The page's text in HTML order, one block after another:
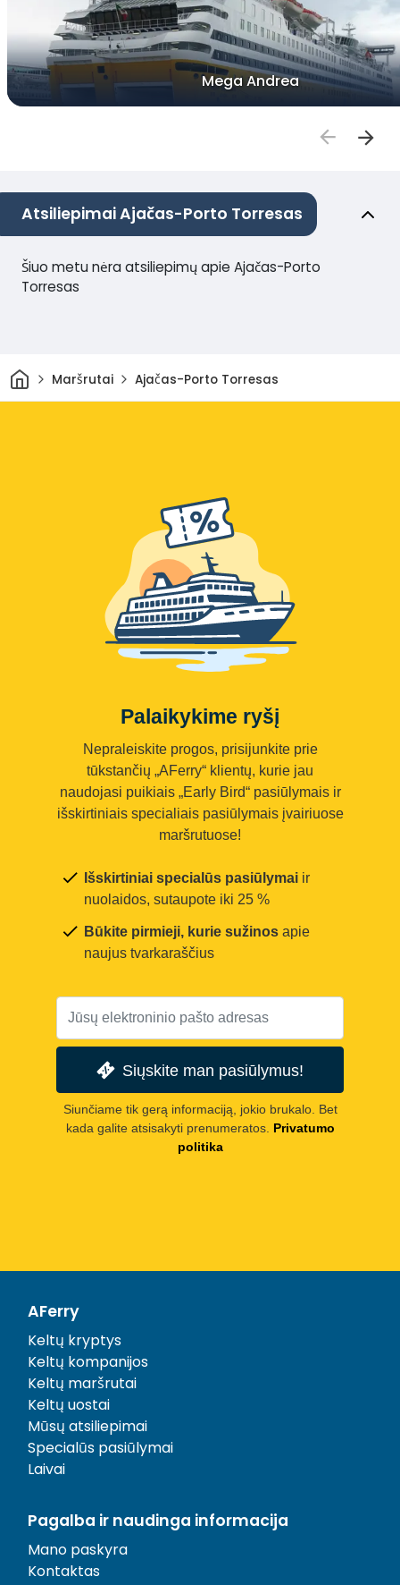
Mega Andrea
Atsiliepimai Ajačas-Porto Torresas
Šiuo metu nėra atsiliepimų apie Ajačas-Porto
Torresas
Pradžia
Maršrutai Ajačas-Porto Torresas
Palaikykime ryšį
Nepraleiskite progos, prisijunkite prie
tūkstančių „AFerry“ klientų, kurie jau
naudojasi puikiais „Early Bird“ pasiūlymais ir
išskirtiniais specialiais pasiūlymais įvairiuose
maršrutuose!
Išskirtiniai specialūs pasiūlymai ir
nuolaidos, sutaupote iki 25 %
Būkite pirmieji, kurie sužinos apie
naujus tvarkaraščius
Siųskite man pasiūlymus!
Siunčiame tik gerą informaciją, jokio brukalo. Bet
kada galite atsisakyti prenumeratos. Privatumo
politika
AFerry
Keltų kryptys
Keltų kompanijos
Keltų maršrutai
Keltų uostai
Mūsų atsiliepimai
Specialūs pasiūlymai
Laivai
Pagalba ir naudinga informacija
Mano paskyra
Kontaktas